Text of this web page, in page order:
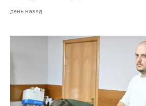
день назад